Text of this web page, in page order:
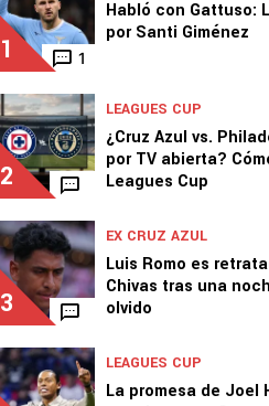
1 1
Habló con Gattuso:
por Santi Giménez
2
LEAGUES CUP
¿Cruz Azul vs.
por TV abierta?
Leagues Cup
3
EX CRUZ AZUL
Luis Romo es
Chivas tras una
olvido
LEAGUES CUP
La promesa de Joel